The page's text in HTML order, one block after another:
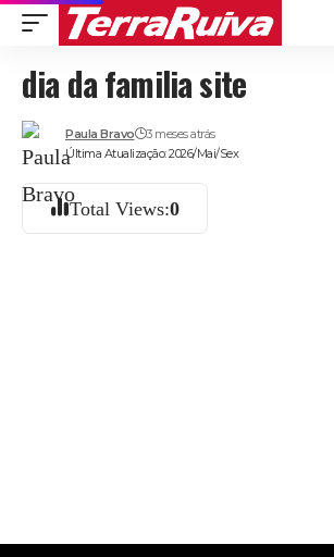
dia da familia site
Última Atualização: 2026/Mai/Sex
Paula Bravo 3 meses atrás
Total Views:0